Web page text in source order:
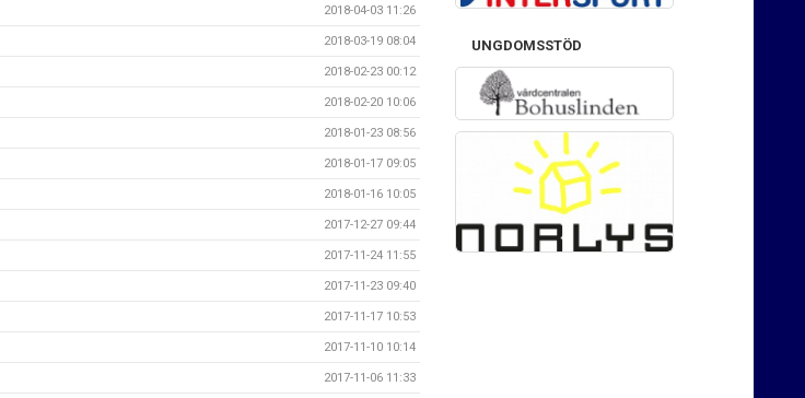
2018-04-03 11:26
2018-03-19 08:04
2018-02-23 00:12
2018-02-20 10:06
2018-01-23 08:56
2018-01-17 09:05
2018-01-16 10:05
2017-12-27 09:44
2017-11-24 11:55
2017-11-23 09:40
2017-11-17 10:53
2017-11-10 10:14
2017-11-06 11:33
UNGDOMSSTÖD